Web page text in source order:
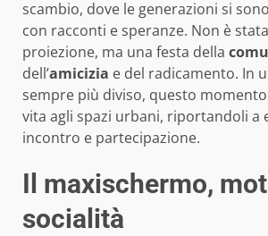
scambio, dove le generazioni si
con racconti e speranze. Non è
proiezione, ma una festa della
dell’amicizia e del radicamento. In
sempre più diviso, questo
vita agli spazi urbani, riportandoli a
incontro e partecipazione.
Il maxischermo,
socialità